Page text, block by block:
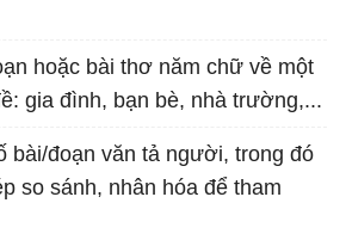
hoặc bài thơ năm chữ về một
gia đình, bạn bè, nhà trường,...
bài/đoạn văn tả người, trong đó
so sánh, nhân hóa để tham